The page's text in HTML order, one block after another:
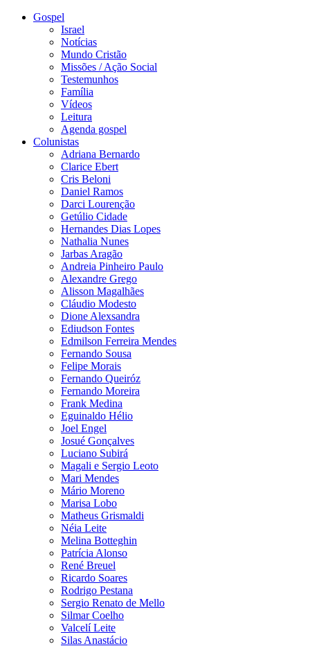
Gospel
Israel
Notícias
Mundo Cristão
Missões / Ação Social
Testemunhos
Família
Vídeos
Leitura
Agenda gospel
Colunistas
Adriana Bernardo
Clarice Ebert
Cris Beloni
Daniel Ramos
Darci Lourenção
Getúlio Cidade
Hernandes Dias Lopes
Nathalia Nunes
Jarbas Aragão
Andreia Pinheiro Paulo
Alexandre Grego
Alisson Magalhães
Cláudio Modesto
Dione Alexsandra
Ediudson Fontes
Edmilson Ferreira Mendes
Fernando Sousa
Felipe Morais
Fernando Queiróz
Fernando Moreira
Frank Medina
Eguinaldo Hélio
Joel Engel
Josué Gonçalves
Luciano Subirá
Magali e Sergio Leoto
Mari Mendes
Mário Moreno
Marisa Lobo
Matheus Grismaldi
Néia Leite
Melina Botteghin
Patrícia Alonso
René Breuel
Ricardo Soares
Rodrigo Pestana
Sergio Renato de Mello
Silmar Coelho
Valcelí Leite
Silas Anastácio